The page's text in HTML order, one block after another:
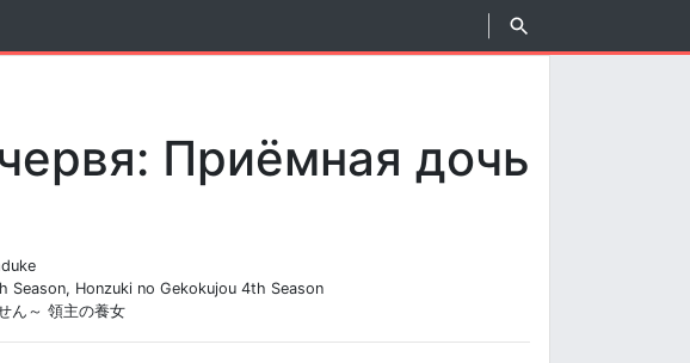
Приёмная дочь
Honzuki no Gekokujou 4th Season
ん～ 領主の養女